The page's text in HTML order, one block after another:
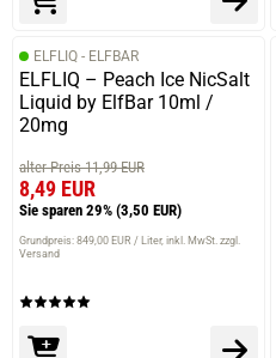
prev
ELFLIQ - ELFBAR
ELFLIQ – Peach Ice NicSalt
Liquid by ElfBar 10ml /
20mg
alter Preis 11,99 EUR
8,49 EUR
Sie sparen 29% (3,50 EUR)
Grundpreis: 849,00 EUR / Liter inkl. MwSt. zzgl.
Versand